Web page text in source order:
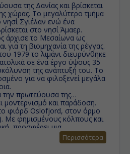
της Δανίας και βρίσκεται
χώρας. Το μεγαλύτερο τμήμα
νησί Σγιέλαν ενώ ένα
στο νησί Άμαερ.
άρχισε το Μεσαίωνα ως
για τη βιομηχανία της ρέγγας.
1979 το λιμάνι διευρύνθηκε
σε ένα έργο ύψους 35
της ανάπτυξή του. Το
για να φιλοξενεί μεγάλα
την πρωτεύουσα της
μοντερνισμό και παράδοση.
φιόρδ Oslofjord, στον όρμο
Με φημισμένους κόλπους και
προσφέρει μια
φύσης και αστικήςΠερισσότερα